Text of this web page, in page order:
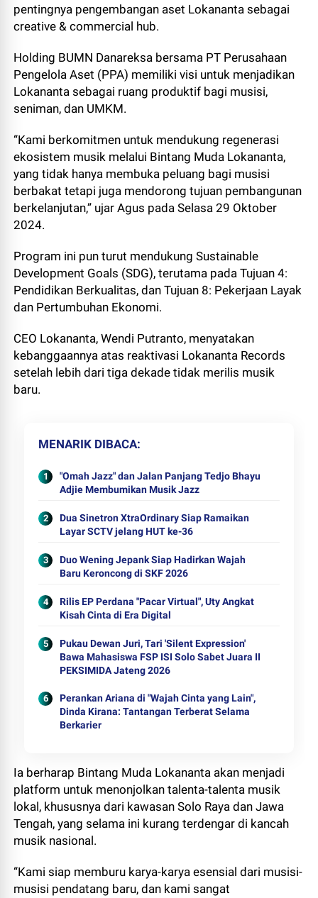
pentingnya pengembangan aset Lokananta sebagai
creative & commercial hub.
Holding BUMN Danareksa bersama PT Perusahaan
Pengelola Aset (PPA) memiliki visi untuk menjadikan
Lokananta sebagai ruang produktif bagi musisi,
seniman, dan UMKM.
“Kami berkomitmen untuk mendukung regenerasi
ekosistem musik melalui Bintang Muda Lokananta,
yang tidak hanya membuka peluang bagi musisi
berbakat tetapi juga mendorong tujuan pembangunan
berkelanjutan,” ujar Agus pada Selasa 29 Oktober
2024.
Program ini pun turut mendukung Sustainable
Development Goals (SDG), terutama pada Tujuan 4:
Pendidikan Berkualitas, dan Tujuan 8: Pekerjaan Layak
dan Pertumbuhan Ekonomi.
CEO Lokananta, Wendi Putranto, menyatakan
kebanggaannya atas reaktivasi Lokananta Records
setelah lebih dari tiga dekade tidak merilis musik
baru.
MENARIK DIBACA
"Omah Jazz" dan Jalan Panjang Tedjo Bhayu
Adjie Membumikan Musik Jazz
Dua Sinetron XtraOrdinary Siap Ramaikan
Layar SCTV jelang HUT ke-36
Duo Wening Jepank Siap Hadirkan Wajah
Baru Keroncong di SKF 2026
Rilis EP Perdana "Pacar Virtual", Uty Angkat
Kisah Cinta di Era Digital
Pukau Dewan Juri, Tari 'Silent Expression'
Bawa Mahasiswa FSP ISI Solo Sabet Juara II
PEKSIMIDA Jateng 2026
Perankan Ariana di "Wajah Cinta yang Lain",
Dinda Kirana: Tantangan Terberat Selama
Berkarier
Ia berharap Bintang Muda Lokananta akan menjadi
platform untuk menonjolkan talenta-talenta musik
lokal, khususnya dari kawasan Solo Raya dan Jawa
Tengah, yang selama ini kurang terdengar di kancah
musik nasional.
“Kami siap memburu karya-karya esensial dari musisi-
musisi pendatang baru, dan kami sangat